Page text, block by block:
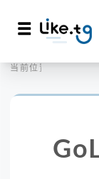
当前位置：